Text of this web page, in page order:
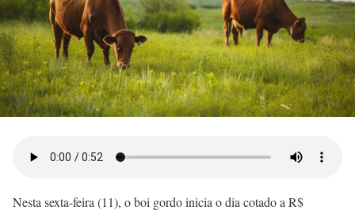
Nesta sexta-feira (11), o boi gordo inicia o dia cotado a R$